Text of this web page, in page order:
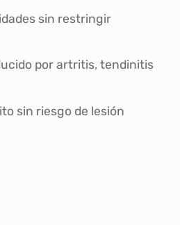
sin restringir
por artritis, tendinitis
sin riesgo de lesión